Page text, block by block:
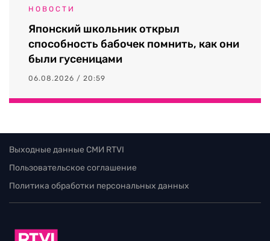
НОВОСТИ
Японский школьник открыл
способность бабочек помнить, как они
были гусеницами
06.08.2026 / 20:59
Выходные данные СМИ RTVI
Пользовательское соглашение
Политика обработки персональных данных